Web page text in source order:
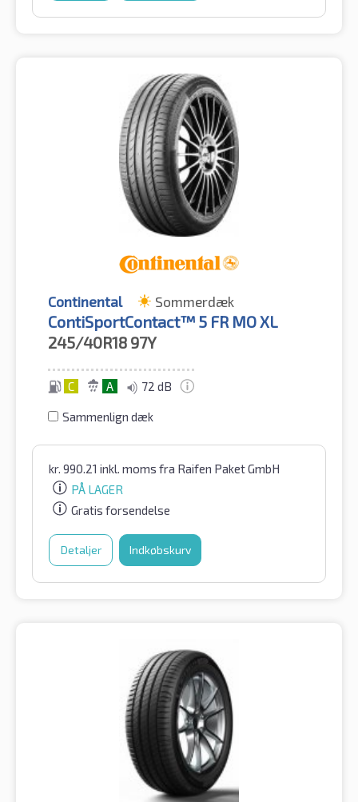
Continental Sommerdæk
ContiSportContact™ 5 FR MO XL
245/40R18 97Y
C A 72 dB
Sammenlign dæk
kr. 990.21 inkl. moms fra Raifen Paket GmbH
PÅ LAGER
Gratis forsendelse
Detaljer Indkøbskurv